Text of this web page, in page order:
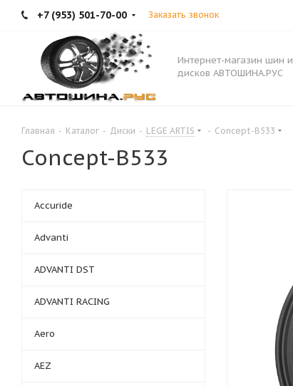
+7 (953) 501-70-00 Заказать звонок
Интернет-магазин шин и
дисков АВТОШИНА.РУС
Главная - Каталог - Диски - LEGE ARTIS - Concept-B533
Concept-B533
Accuride
Advanti
ADVANTI DST
ADVANTI RACING
Aero
AEZ